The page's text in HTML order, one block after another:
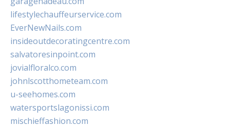
lifestylechauffeurservice.com
EverNewNails.com
insideoutdecoratingcentre.com
salvatoresinpoint.com
jovialfloralco.com
johnlscotthometeam.com
u-seehomes.com
watersportslagonissi.com
mischieffashion.com